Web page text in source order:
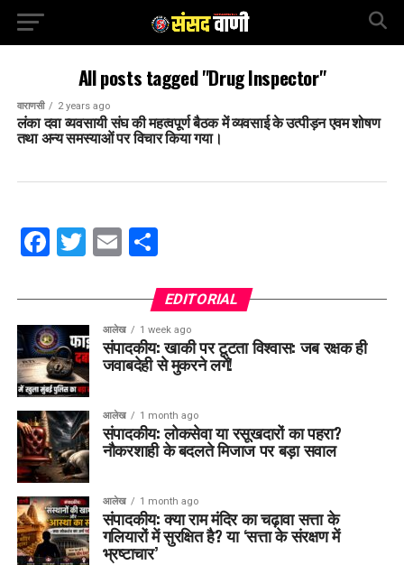
All posts tagged "Drug Inspector"
वाराणसी 2 years ago
लंका दवा व्यवसायी संघ की महत्वपूर्ण बैठक में व्यवसाई के उत्पीड़न एवम शोषण
तथा अन्य समस्याओं पर विचार किया गया।
Facebook
Twitter
EmailShare
EDITORIAL
आलेख 1 week ago
संपादकीय: खाकी पर टूटता विश्वास: जब रक्षक ही
जवाबदेही से मुकरने लगें!
आलेख 1 month ago
संपादकीय: लोकसेवा या रसूखदारों का पहरा?
नौकरशाही के बदलते मिजाज पर बड़ा सवाल
आलेख 1 month ago
संपादकीय: क्या राम मंदिर का चढ़ावा सत्ता के
गलियारों में सुरक्षित है? या ‘सत्ता के संरक्षण में
भ्रष्टाचार’